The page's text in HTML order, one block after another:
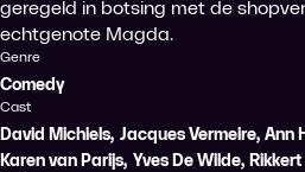
geregeld in botsing met de
echtgenote Magda.
Genre
Comedy
Cast
David Michiels, Jacques Vermeire, Ann
Karen van Parijs, Yves De Wilde,